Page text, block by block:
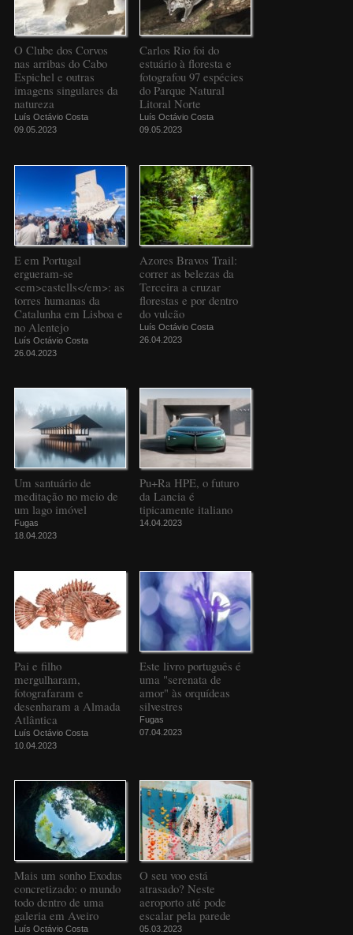
O Clube dos Corvos
nas arribas do Cabo
Espichel e outras
imagens singulares da
natureza
Luís Octávio Costa
09.05.2023
Carlos Rio foi do
estuário à floresta e
fotografou 97 espécies
do Parque Natural
Litoral Norte
Luís Octávio Costa
09.05.2023
E em Portugal
ergueram-se
<em>castells</em>: as
torres humanas da
Catalunha em Lisboa e
no Alentejo
Luís Octávio Costa
26.04.2023
Azores Bravos Trail:
correr as belezas da
Terceira a cruzar
florestas e por dentro
do vulcão
Luís Octávio Costa
26.04.2023
Um santuário de
meditação no meio de
um lago imóvel
Fugas
18.04.2023
Pu+Ra HPE, o futuro
da Lancia é
tipicamente italiano
14.04.2023
Pai e filho
mergulharam,
fotografaram e
desenharam a Almada
Atlântica
Luís Octávio Costa
10.04.2023
Este livro português é
uma "serenata de
amor" às orquídeas
silvestres
Fugas
07.04.2023
Mais um sonho Exodus
concretizado: o mundo
todo dentro de uma
galeria em Aveiro
Luís Octávio Costa
O seu voo está
atrasado? Neste
aeroporto até pode
escalar pela parede
05.03.2023